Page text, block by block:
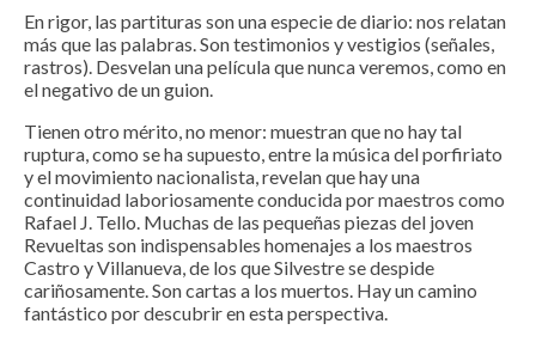
En rigor, las partituras son una especie de diario: nos relatan
más que las palabras. Son testimonios y vestigios (señales,
rastros). Desvelan una película que nunca veremos, como en
el negativo de un guion.
Tienen otro mérito, no menor: muestran que no hay tal
ruptura, como se ha supuesto, entre la música del porfiriato
y el movimiento nacionalista, revelan que hay una
continuidad laboriosamente conducida por maestros como
Rafael J. Tello. Muchas de las pequeñas piezas del joven
Revueltas son indispensables homenajes a los maestros
Castro y Villanueva, de los que Silvestre se despide
cariñosamente. Son cartas a los muertos. Hay un camino
fantástico por descubrir en esta perspectiva.